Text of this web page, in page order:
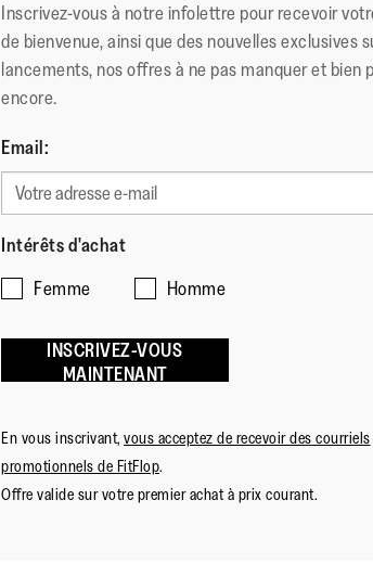
Inscrivez-vous à notre infolettre pour recevoir
de bienvenue, ainsi que des nouvelles exclusives
lancements, nos offres à ne pas manquer et bien
encore.
Email:
Intérêts d'achat
Femme
Homme
INSCRIVEZ-VOUS
MAINTENANT
En vous inscrivant, vous acceptez de recevoir des courriels
promotionnels de FitFlop.
Offre valide sur votre premier achat à prix courant.